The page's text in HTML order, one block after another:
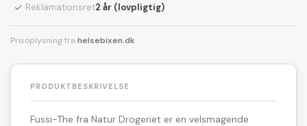
✓ Reklamationsret2 år (lovpligtig)
Prisoplysning fra helsebixen.dk
PRODUKTBESKRIVELSE
Fussi-The fra Natur Drogeriet er en velsmagende